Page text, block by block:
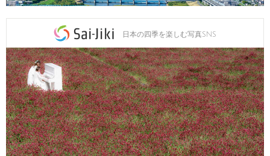
日本の四季を楽しむ写真SNS